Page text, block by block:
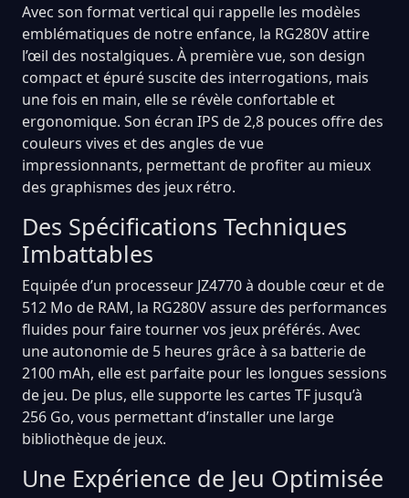
Avec son format vertical qui rappelle les modèles
emblématiques de notre enfance, la RG280V attire
l’œil des nostalgiques. À première vue, son design
compact et épuré suscite des interrogations, mais
une fois en main, elle se révèle confortable et
ergonomique. Son écran IPS de 2,8 pouces offre des
couleurs vives et des angles de vue
impressionnants, permettant de profiter au mieux
des graphismes des jeux rétro.
Des Spécifications Techniques
Imbattables
Equipée d’un processeur JZ4770 à double cœur et de
512 Mo de RAM, la RG280V assure des performances
fluides pour faire tourner vos jeux préférés. Avec
une autonomie de 5 heures grâce à sa batterie de
2100 mAh, elle est parfaite pour les longues sessions
de jeu. De plus, elle supporte les cartes TF jusqu’à
256 Go, vous permettant d’installer une large
bibliothèque de jeux.
Une Expérience de Jeu Optimisée